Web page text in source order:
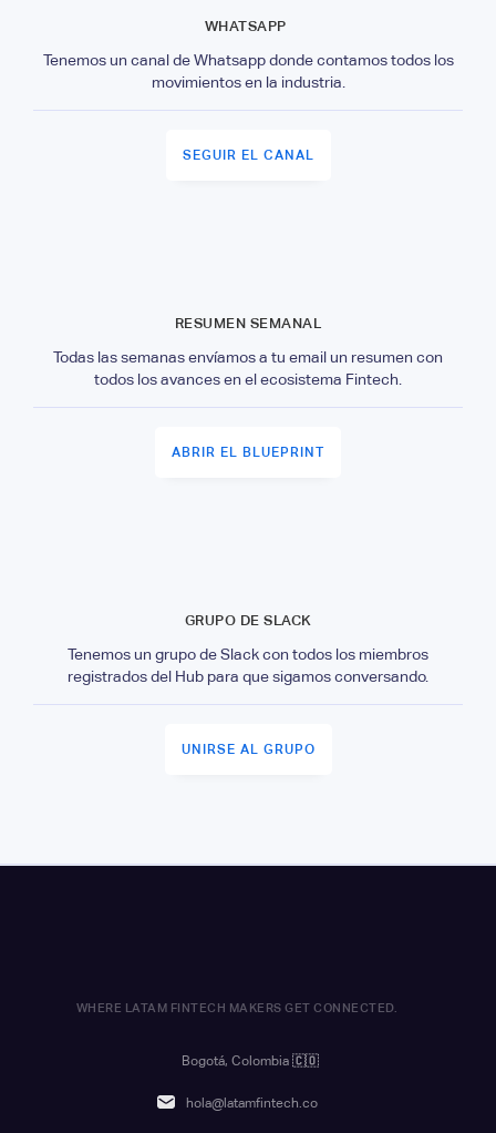
WHATSAPP
Tenemos un canal de Whatsapp donde contamos todos los
movimientos en la industria.
SEGUIR EL CANAL
RESUMEN SEMANAL
Todas las semanas envíamos a tu email un resumen con
todos los avances en el ecosistema Fintech.
ABRIR EL BLUEPRINT
GRUPO DE SLACK
Tenemos un grupo de Slack con todos los miembros
registrados del Hub para que sigamos conversando.
UNIRSE AL GRUPO
WHERE LATAM FINTECH MAKERS GET CONNECTED.
Bogotá, Colombia 🇨🇴
hola@latamfintech.co